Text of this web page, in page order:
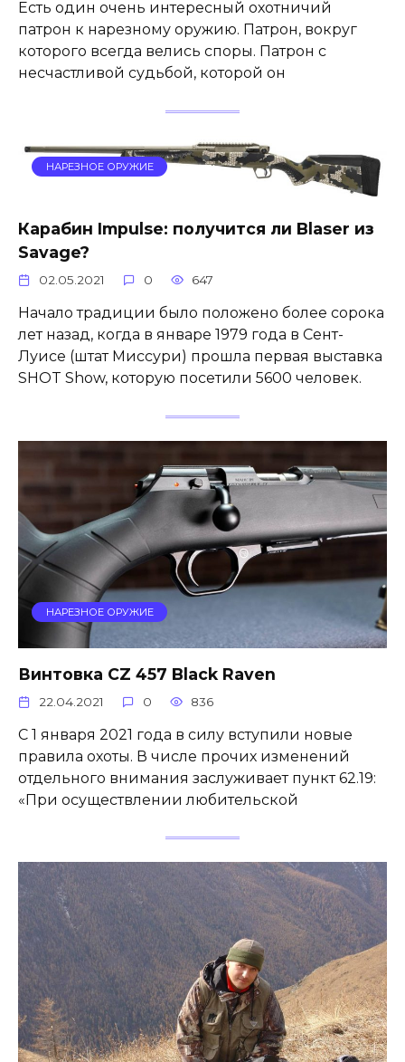
Есть один очень интересный охотничий
патрон к нарезному оружию. Патрон, вокруг
которого всегда велись споры. Патрон с
несчастливой судьбой, которой он
НАРЕЗНОЕ ОРУЖИЕ
Карабин Impulse: получится ли Blaser из
Savage?
02.05.2021 0 647
Начало традиции было положено более сорока
лет назад, когда в январе 1979 года в Сент-
Луисе (штат Миссури) прошла первая выставка
SHOT Show, которую посетили 5600 человек.
НАРЕЗНОЕ ОРУЖИЕ
Винтовка CZ 457 Black Raven
22.04.2021 0 836
С 1 января 2021 года в силу вступили новые
правила охоты. В числе прочих изменений
отдельного внимания заслуживает пункт 62.19:
«При осуществлении любительской